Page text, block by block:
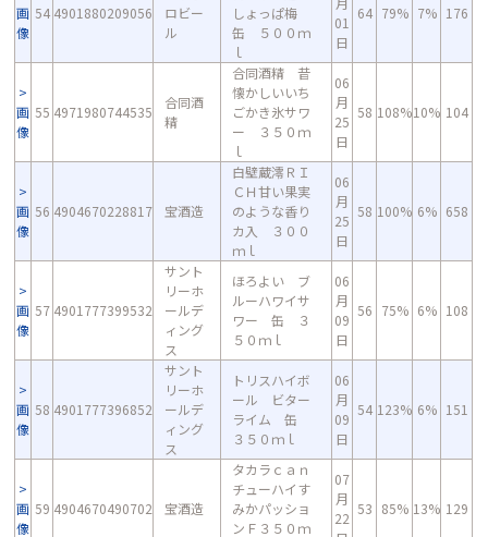
画
像
54 4901880209056
ロビー
ル
しょっぱ梅
缶 ５００ｍ
ｌ
01
日
64 79% 7% 176
画
像
55 4971980744535
合同酒
精
合同酒精 昔
懐かしいいち
ごかき氷サワ
ー ３５０ｍ
ｌ
06
月
25
日
58 108%10% 104
画
像
56 4904670228817 宝酒造
白壁蔵澪ＲＩ
ＣＨ甘い果実
のような香り
カ入 ３００
ｍｌ
06
月
25
日
58 100% 6% 658
画
像
57 4901777399532
サント
リーホ
ールデ
ィング
ス
ほろよい ブ
ルーハワイサ
ワー 缶 ３
５０ｍｌ
06
月
09
日
56 75% 6% 108
画
像
58 4901777396852
サント
リーホ
ールデ
ィング
ス
トリスハイボ
ール ビター
ライム 缶
３５０ｍｌ
06
月
09
日
54 123% 6% 151
画
像
59 4904670490702 宝酒造
タカラｃａｎ
チューハイす
みかパッショ
ンＦ３５０ｍ
07
月
22
53 85% 13% 129